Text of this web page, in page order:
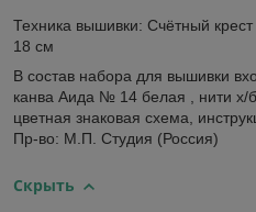
Техника вышивки: Счётный
18 см
В состав набора для вышивки
канва Аида № 14 белая , нити х/
цветная знаковая схема,
Пр-во: М.П. Студия (Россия)
Скрыть